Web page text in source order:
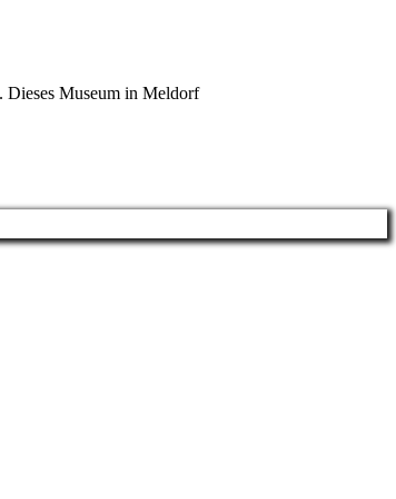
Dieses Museum in Meldorf